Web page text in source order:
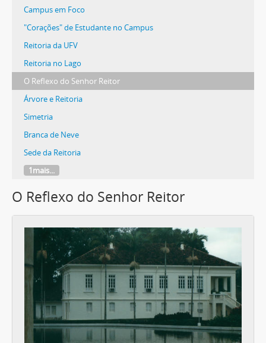
Campus em Foco
"Corações" de Estudante no Campus
Reitoria da UFV
Reitoria no Lago
O Reflexo do Senhor Reitor
Árvore e Reitoria
Simetria
Branca de Neve
Sede da Reitoria
1mais...
O Reflexo do Senhor Reitor